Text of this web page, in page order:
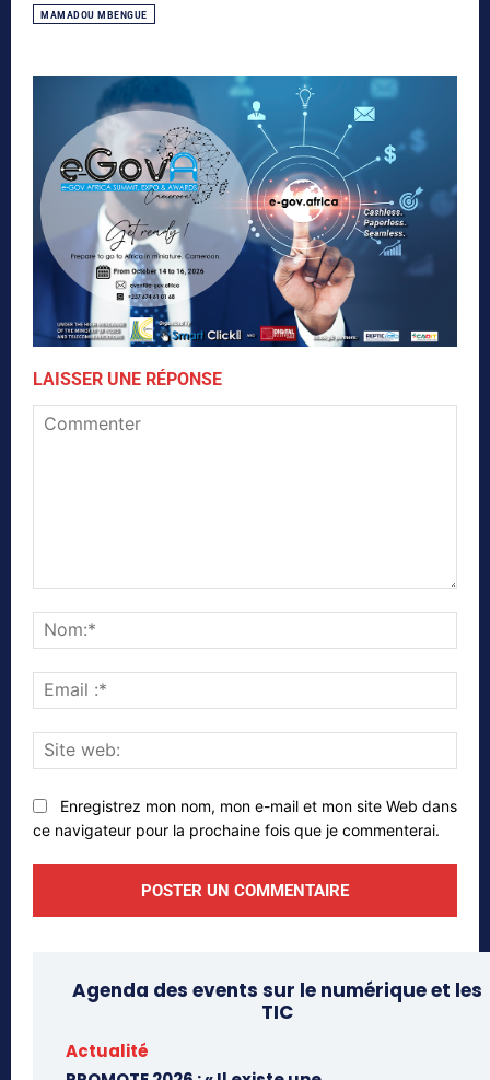
MAMADOU MBENGUE
LAISSER UNE RÉPONSE
:*
web:
Enregistrez mon nom, mon e-mail et mon site Web dans
ce navigateur pour la prochaine fois que je commenterai.
Agenda des events sur le numérique et les
TIC
Actualité